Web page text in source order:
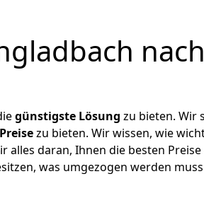
nach
günstigste Lösung zu bieten. Wir
zu bieten. Wir wissen, wie
alles daran, Ihnen die besten Preise
was umgezogen werden